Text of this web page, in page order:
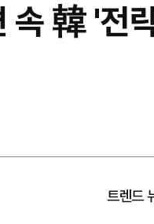
韓 '전
트렌드